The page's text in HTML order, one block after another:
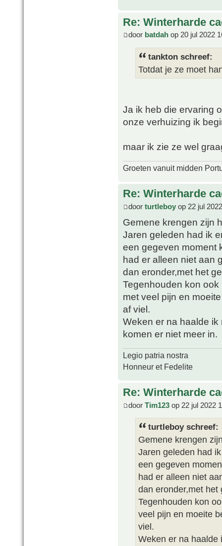
Re: Winterharde
door batdah op 20 jul 2022
tankton schreef:
Totdat je ze moet
Ja ik heb die ervaring
onze verhuizing ik
maar ik zie ze wel
Groeten vanuit midden
Re: Winterharde
door turtleboy op 22 jul
Gemene krengen zijn
Jaren geleden had ik
een gegeven moment
had er alleen niet aan
dan eronder,met het
Tegenhouden kon
met veel pijn en
af viel.
Weken er na haalde ik
komen er niet meer in.
Legio patria nostra
Honneur et Fedelite
Re: Winterharde
door Tim123 op 22 jul 2022
turtleboy schreef:
Gemene krengen
Jaren geleden had
een gegeven
had er alleen niet
dan eronder,met het
Tegenhouden kon
veel pijn en moeite
viel.
Weken er na haalde